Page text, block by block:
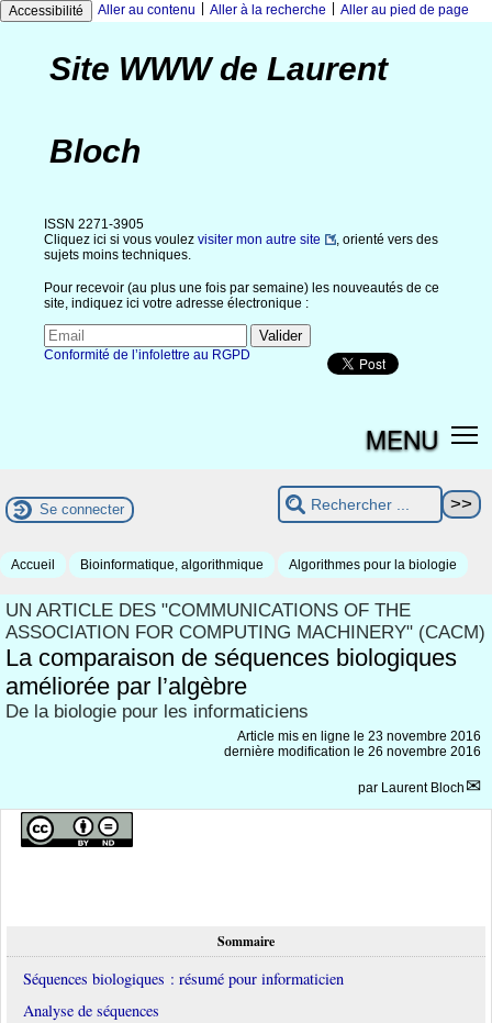
Accessibilité Aller au contenu Aller à la recherche Aller au pied de page
Site WWW de Laurent
Bloch
ISSN 2271-3905
Cliquez ici si vous voulez visiter mon autre site
, orienté vers des
sujets moins techniques.
Pour recevoir (au plus une fois par semaine) les nouveautés de ce
site, indiquez ici votre adresse électronique :
Conformité de l’infolettre au RGPD
MENU
Se connecter
Accueil Bioinformatique, algorithmique Algorithmes pour la biologie
UN ARTICLE DES "COMMUNICATIONS OF THE
ASSOCIATION FOR COMPUTING MACHINERY" (CACM)
La comparaison de séquences biologiques
améliorée par l’algèbre
De la biologie pour les informaticiens
Article mis en ligne le 23 novembre 2016
dernière modification le 26 novembre 2016
par Laurent Bloch
Sommaire
Séquences biologiques : résumé pour informaticien
Analyse de séquences